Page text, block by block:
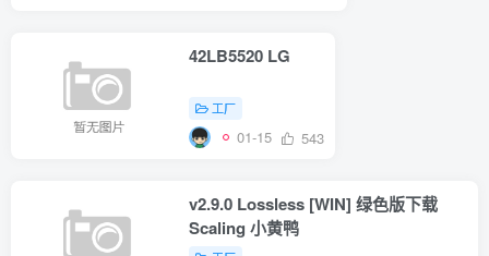
42LB5520 LG
工厂
01-15 543
v2.9.0 Lossless [WIN] 绿色版下载
Scaling 小黄鸭